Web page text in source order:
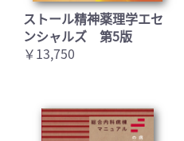
ストール精神薬理学エセ
ンシャルズ 第5版
￥13,750